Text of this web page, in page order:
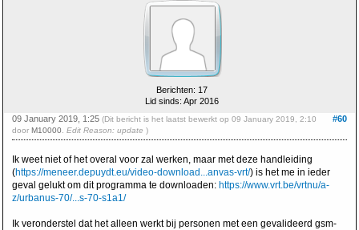
Berichten: 17
Lid sinds: Apr 2016
#60
09 January 2019, 1:25 (Dit bericht is het laatst bewerkt op 09 January 2019, 2:10
door M10000 Edit Reason: update )
Ik weet niet of het overal voor zal werken, maar met deze handleiding
(https://meneer.depuydt.eu/video-download...anvas-vrt/) is het me in ieder
geval gelukt om dit programma te downloaden: https://www.vrt.be/vrtnu/a-
z/urbanus-70/...s-70-s1a1/
Ik veronderstel dat het alleen werkt bij personen met een gevalideerd gsm-